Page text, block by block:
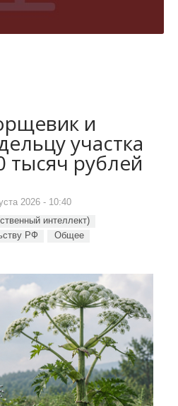
и
участка
тысяч рублей
2026 - 10:40
интеллект)
РФ
Общее